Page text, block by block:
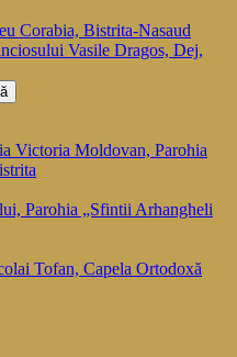
Corabia, Bistrita-Nasaud
Vasile Dragos, Dej,
Victoria Moldovan, Parohia
Parohia „Sfintii Arhangheli
Tofan, Capela Ortodoxă